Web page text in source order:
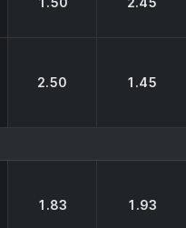
2.50 1.45
1.83 1.93